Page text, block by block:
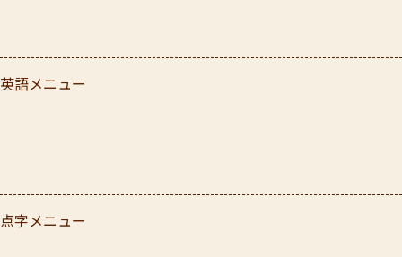
英語メニュー
点字メニュー